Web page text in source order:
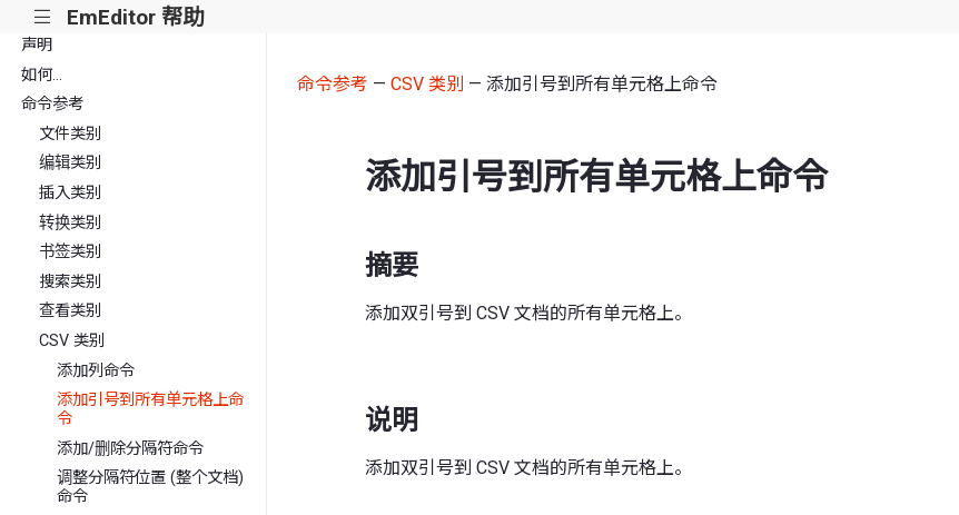
||| EmEditor 帮助
声明
如何...
命令参考
文件类别
编辑类别
插入类别
转换类别
书签类别
搜索类别
查看类别
CSV 类别
添加列命令
添加引号到所有单元格上命
令
添加/删除分隔符命令
调整分隔符位置 (整个文档)
命令
命令参考 — CSV 类别 — 添加引号到所有单元格上命令
添加引号到所有单元格上命令
摘要
添加双引号到 CSV 文档的所有单元格上。
说明
添加双引号到 CSV 文档的所有单元格上。